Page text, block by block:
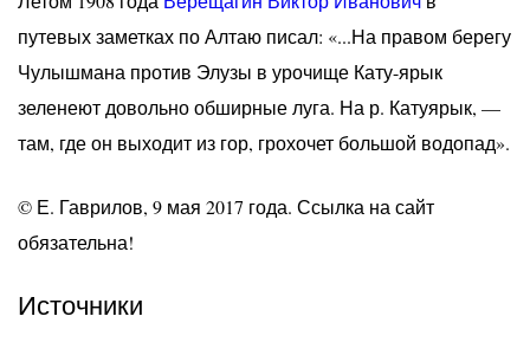
путевых заметках по Алтаю писал: «...На правом берегу
Чулышмана против Элузы в урочище Кату-ярык
зеленеют довольно обширные луга. На р. Катуярык, —
там, где он выходит из гор, грохочет большой водопад».
© Е. Гаврилов, 9 мая 2017 года. Ссылка на сайт
обязательна!
Источники